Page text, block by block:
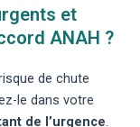
et
ANAH ?
de chute
le dans votre
de l’urgence.